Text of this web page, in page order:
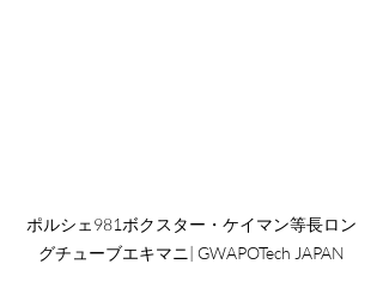
ポルシェ981ボクスター・ケイマン等長ロン
グチューブエキマニ| GWAPOTech JAPAN